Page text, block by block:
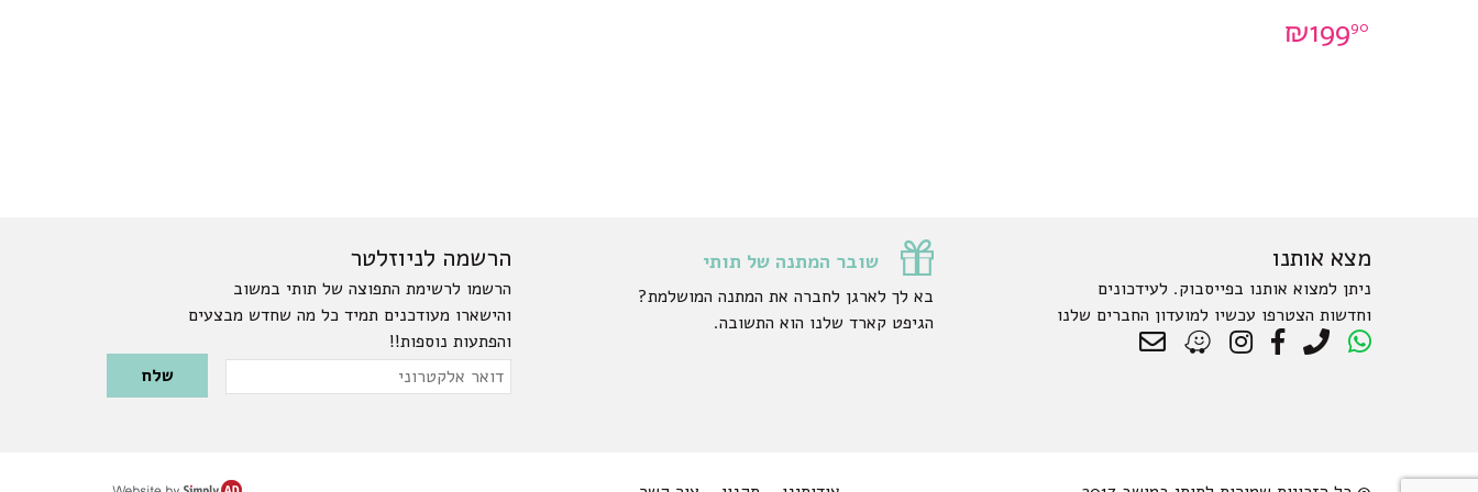
₪19990
מצא אותנו
ניתן למצוא אותנו בפייסבוק. לעידכונים
וחדשות הצטרפו עכשיו למועדון החברים שלנו
שובר המתנה של תותי
בא לך לארגן לחברה את המתנה המושלמת?
הגיפט קארד שלנו הוא התשובה.
הרשמה לניוזלטר
הרשמו לרשימת התפוצה של תותי במשוב
והישארו מעודכנים תמיד כל מה שחדש מבצעים
והפתעות נוספות!!
Please leave this field empty.
דואר